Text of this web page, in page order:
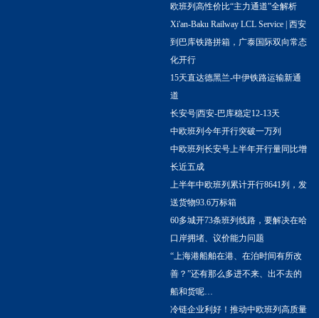
欧班列高性价比“主力通道”全解析
Xi'an-Baku Railway LCL Service | 西安
到巴库铁路拼箱，广泰国际双向常态
化开行
15天直达德黑兰-中伊铁路运输新通
道
长安号|西安-巴库稳定12-13天
中欧班列今年开行突破一万列
中欧班列长安号上半年开行量同比增
长近五成
上半年中欧班列累计开行8641列，发
送货物93.6万标箱
60多城开73条班列线路，要解决在哈
口岸拥堵、议价能力问题
“上海港船舶在港、在泊时间有所改
善？”还有那么多进不来、出不去的
船和货呢…
冷链企业利好！推动中欧班列高质量